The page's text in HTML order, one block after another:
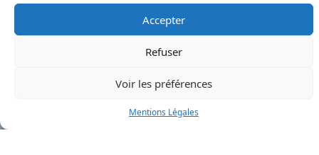
Accepter
Refuser
Voir les préférences
Mentions Légales
Démarches
®onimajine.com- 2023
LE PATRIOTE - Beaujolais Val de Saône :
blet.valerie@orange.fr